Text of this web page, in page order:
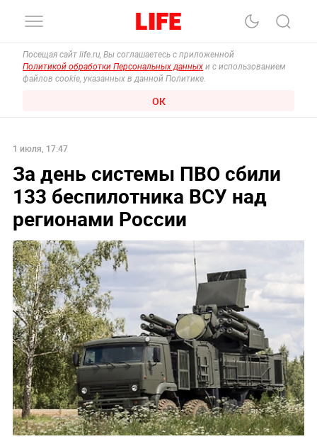
Посещая сайт life.ru, Вы соглашаетесь с приложенной
Политикой обработки Персональных данных и с использованием
файлов cookie, указанных в данной Политике.
ОК
1 июля, 17:47
За день системы ПВО сбили
133 беспилотника ВСУ над
регионами России